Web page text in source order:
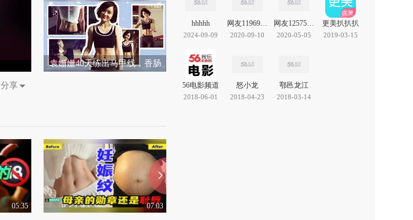
分享
袁姗姗40天练出马甲线，香肠
05:35 07:03
hhhhh
2024-09-09
网友11969766820669972
2020-09-10
网友12575642899893043
2020-05-05
更美扒扒扒
2019-03-15
56电影频道
2018-06-01
怒小龙
2018-04-23
鄠邑龙江
2018-03-14